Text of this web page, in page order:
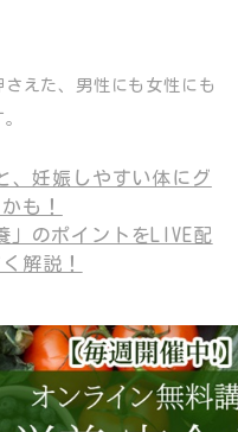
えた、男性にも女性にも
、妊娠しやすい体にグ
も！
のポイントをLIVE配
解説！